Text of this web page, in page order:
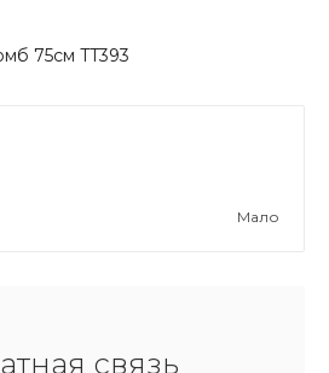
75см TT393
Мало
связь